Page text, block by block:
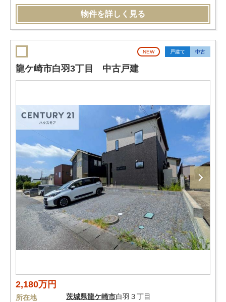
物件を詳しく見る
NEW 戸建て 中古
龍ケ崎市白羽3丁目 中古戸建
2,180万円
所在地 茨城県龍ケ崎市白羽３丁目